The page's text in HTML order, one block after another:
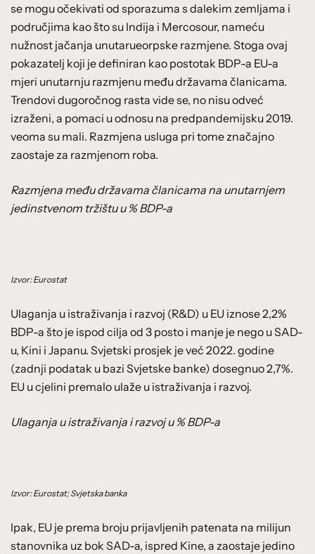
se mogu očekivati od sporazuma s dalekim zemljama i
područjima kao što su Indija i Mercosour, nameću
nužnost jačanja unutarueorpske razmjene. Stoga ovaj
pokazatelj koji je definiran kao postotak BDP-a EU-a
mjeri unutarnju razmjenu među državama članicama.
Trendovi dugoročnog rasta vide se, no nisu odveć
izraženi, a pomaci u odnosu na predpandemijsku 2019.
veoma su mali. Razmjena usluga pri tome značajno
zaostaje za razmjenom roba.
Razmjena među državama članicama na unutarnjem
jedinstvenom tržištu u % BDP-a
Izvor: Eurostat
Ulaganja u istraživanja i razvoj (R&D) u EU iznose 2,2%
BDP-a što je ispod cilja od 3 posto i manje je nego u SAD-
u, Kini i Japanu. Svjetski prosjek je već 2022. godine
(zadnji podatak u bazi Svjetske banke) dosegnuo 2,7%.
EU u cjelini premalo ulaže u istraživanja i razvoj.
Ulaganja u istraživanja i razvoj u % BDP-a
Izvor: Eurostat; Svjetska banka
Ipak, EU je prema broju prijavljenih patenata na milijun
stanovnika uz bok SAD-a, ispred Kine, a zaostaje jedino